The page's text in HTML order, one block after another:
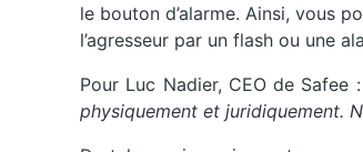
le bouton d’alarme. Ainsi, vous
l’agresseur par un flash ou une
Pour Luc Nadier, CEO de Safee :
physiquement et juridiquement.